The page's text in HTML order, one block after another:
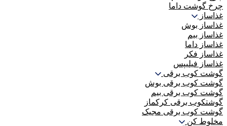
چرخ گوشت داما
غذاساز
غذاساز بوش
غذاساز بیم
غذاساز داما
غذاساز فکر
غذاساز فیلیپس
گوشت کوب برقی
گوشت کوب برقی بوش
گوشت کوب برقی بیم
گوشتکوب برقی کرکماز
گوشت کوب برقی مجیک
مخلوط کن